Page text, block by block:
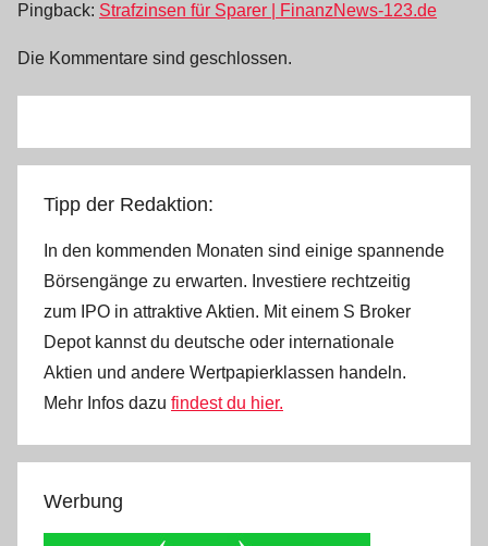
Pingback: Strafzinsen für Sparer | FinanzNews-123.de
Die Kommentare sind geschlossen.
Tipp der Redaktion:
In den kommenden Monaten sind einige spannende
Börsengänge zu erwarten. Investiere rechtzeitig
zum IPO in attraktive Aktien. Mit einem S Broker
Depot kannst du deutsche oder internationale
Aktien und andere Wertpapierklassen handeln.
Mehr Infos dazu findest du hier.
Werbung